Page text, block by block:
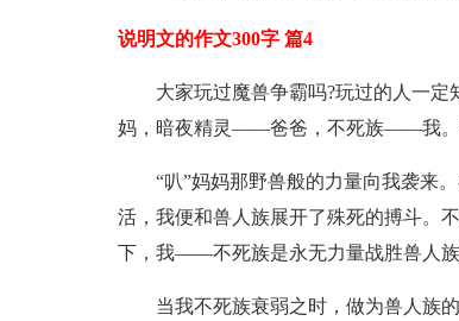
说明文的作文300字 篇4
大家玩过魔兽争霸吗?玩过的人一
妈，暗夜精灵——爸爸，不死族——我。
“叭”妈妈那野兽般的力量向我袭来
活，我便和兽人族展开了殊死的搏斗。
下，我——不死族是永无力量战胜兽人族
当我不死族衰弱之时，做为兽人族